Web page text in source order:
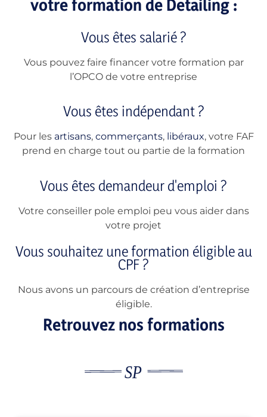
votre formation de Detailing :
Vous êtes salarié ?
Vous pouvez faire financer votre formation par
l’OPCO de votre entreprise
Vous êtes indépendant ?
Pour les artisans, commerçants, libéraux, votre FAF
prend en charge tout ou partie de la formation
Vous êtes demandeur d'emploi ?
Votre conseiller pole emploi peu vous aider dans
votre projet
Vous souhaitez une formation éligible au
CPF ?
Nous avons un parcours de création d’entreprise
éligible.
Retrouvez nos formations